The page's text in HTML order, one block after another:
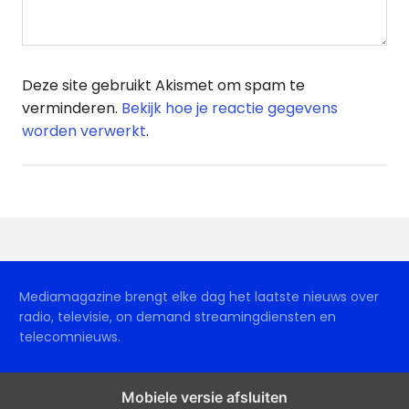
Deze site gebruikt Akismet om spam te
verminderen. Bekijk hoe je reactie gegevens
worden verwerkt.
Mediamagazine brengt elke dag het laatste nieuws over
radio, televisie, on demand streamingdiensten en
telecomnieuws.
Mobiele versie afsluiten